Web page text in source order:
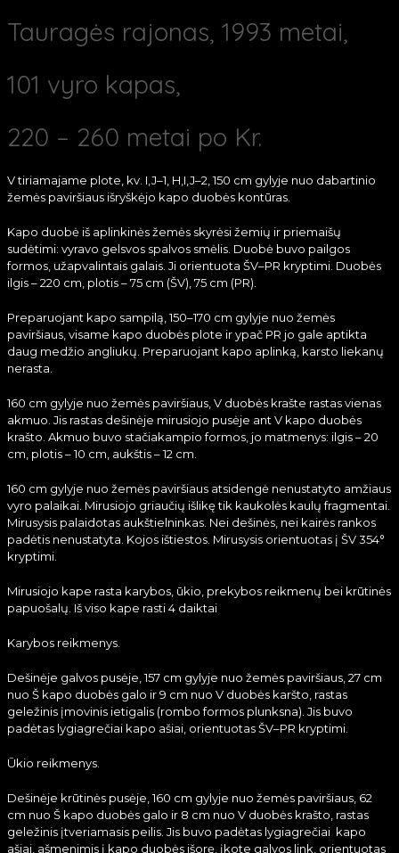
Tauragės rajonas, 1993 metai,
101 vyro kapas,
220 – 260 metai po Kr.
V tiriamajame plote, kv. I,J–1, H,I,J–2, 150 cm gylyje nuo dabartinio
žemės paviršiaus išryškėjo kapo duobės kontūras.
Kapo duobė iš aplinkinės žemės skyrėsi žemių ir priemaišų
sudėtimi: vyravo gelsvos spalvos smėlis. Duobė buvo pailgos
formos, užapvalintais galais. Ji orientuota ŠV–PR kryptimi. Duobės
ilgis – 220 cm, plotis – 75 cm (ŠV), 75 cm (PR).
Preparuojant kapo sampilą, 150–170 cm gylyje nuo žemės
paviršiaus, visame kapo duobės plote ir ypač PR jo gale aptikta
daug medžio angliukų. Preparuojant kapo aplinką, karsto liekanų
nerasta.
160 cm gylyje nuo žemės paviršiaus, V duobės krašte rastas vienas
akmuo. Jis rastas dešinėje mirusiojo pusėje ant V kapo duobės
krašto. Akmuo buvo stačiakampio formos, jo matmenys: ilgis – 20
cm, plotis – 10 cm, aukštis – 12 cm.
160 cm gylyje nuo žemės paviršiaus atsidengė nenustatyto amžiaus
vyro palaikai. Mirusiojo griaučių išlikę tik kaukolės kaulų fragmentai.
Mirusysis palaidotas aukštielninkas. Nei dešinės, nei kairės rankos
padėtis nenustatyta. Kojos ištiestos. Mirusysis orientuotas į ŠV 354°
kryptimi.
Mirusiojo kape rasta karybos, ūkio, prekybos reikmenų bei krūtinės
papuošalų. Iš viso kape rasti 4 daiktai
Karybos reikmenys.
Dešinėje galvos pusėje, 157 cm gylyje nuo žemės paviršiaus, 27 cm
nuo Š kapo duobės galo ir 9 cm nuo V duobės karšto, rastas
geležinis įmovinis ietigalis (rombo formos plunksna). Jis buvo
padėtas lygiagrečiai kapo ašiai, orientuotas ŠV–PR kryptimi.
Ūkio reikmenys.
Dešinėje krūtinės pusėje, 160 cm gylyje nuo žemės paviršiaus, 62
cm nuo Š kapo duobės galo ir 8 cm nuo V duobės krašto, rastas
geležinis įtveriamasis peilis. Jis buvo padėtas lygiagrečiai kapo
ašiai, ašmenimis į kapo duobės išorę, įkote galvos link, orientuotas